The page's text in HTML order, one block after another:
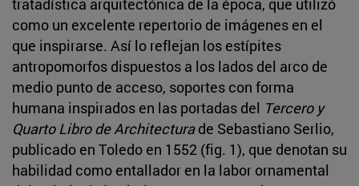
como un excelente repertorio de imágenes en el
que inspirarse. Así lo reflejan los estípites
antropomorfos dispuestos a los lados del arco de
medio punto de acceso, soportes con forma
humana inspirados en las portadas del Tercero y
Quarto Libro de Architecturade Sebastiano Serlio,
publicado en Toledo en 1552 (fig. 1), que denotan su
habilidad como entallador en la labor ornamental